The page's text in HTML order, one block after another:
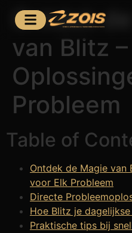
Ontdek
van Blitz
Probleem
Table of
Ontdek de Magie van
voor Elk Probleem
Directe
Hoe Blitz je
Praktische tips bij